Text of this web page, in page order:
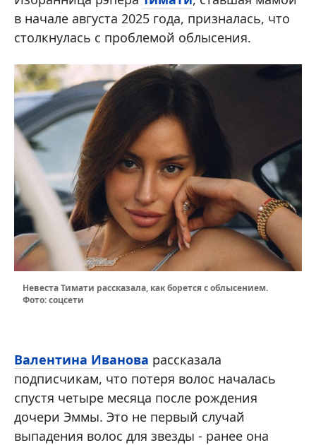
в начале августа 2025 года, призналась, что
столкнулась с проблемой облысения.
Невеста Тимати рассказала, как борется с облысением.
Фото: соцсети
Валентина Иванова рассказала
подписчикам, что потеря волос началась
спустя четыре месяца после рождения
дочери Эммы. Это не первый случай
выпадения волос для звезды - ранее она